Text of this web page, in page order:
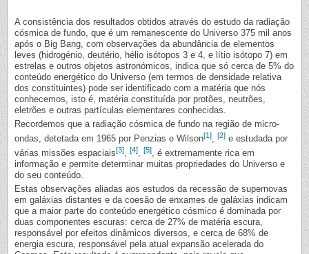
A consistência dos resultados obtidos através do estudo da radiação
cósmica de fundo, que é um remanescente do Universo 375 mil anos
após o Big Bang, com observações da abundância de elementos
leves (hidrogénio, deutério, hélio isótopos 3 e 4, e lítio isótopo 7) em
estrelas e outros objetos astronómicos, indica que só cerca de 5% do
conteúdo energético do Universo (em termos de densidade relativa
dos constituintes) pode ser identificado com a matéria que nós
conhecemos, isto é, matéria constituída por protões, neutrões,
eletrões e outras partículas elementares conhecidas.
Recordemos que a radiação cósmica de fundo na região de micro-
ondas, detetada em 1965 por Penzias e Wilson[1], [2] e estudada por
várias missões espaciais[3], [4], [5], é extremamente rica em
informação e permite determinar muitas propriedades do Universo e
do seu conteúdo.
Estas observações aliadas aos estudos da recessão de supernovas
em galáxias distantes e da coesão de enxames de galáxias indicam
que a maior parte do conteúdo energético cósmico é dominada por
duas componentes escuras: cerca de 27% de matéria escura,
responsável por efeitos dinâmicos diversos, e cerca de 68% de
energia escura, responsável pela atual expansão acelerada do